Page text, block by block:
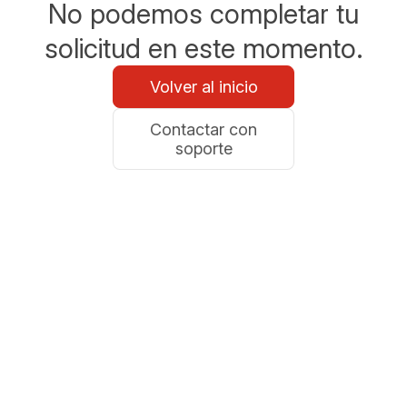
No podemos completar tu
solicitud en este momento.
Volver al inicio
Contactar con
soporte